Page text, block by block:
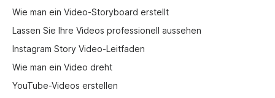
Wie man ein Video-Storyboard erstellt
Lassen Sie Ihre Videos professionell aussehen
Instagram Story Video-Leitfaden
Wie man ein Video dreht
YouTube-Videos erstellen